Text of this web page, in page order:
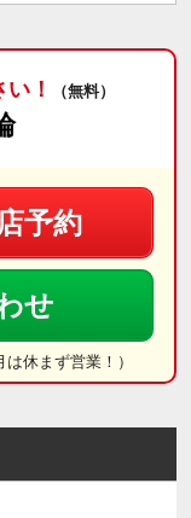
！ （無料）
予約
せ
休まず営業！）